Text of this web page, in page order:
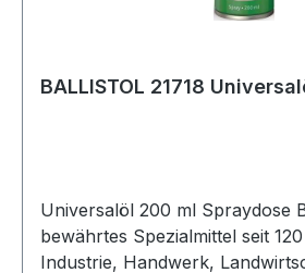
Universalöl 200 ml Spraydose
bewährtes Spezialmittel seit
Industrie, Handwerk,